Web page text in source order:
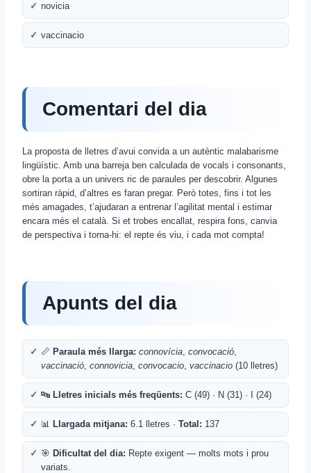
novicia
vaccinacio
Comentari del dia
La proposta de lletres d’avui convida a un autèntic malabarisme
lingüístic. Amb una barreja ben calculada de vocals i consonants,
obre la porta a un univers ric de paraules per descobrir. Algunes
sortiran ràpid, d’altres es faran pregar. Però totes, fins i tot les
més amagades, t’ajudaran a entrenar l’agilitat mental i estimar
encara més el català. Si et trobes encallat, respira fons, canvia
de perspectiva i torna-hi: el repte és viu, i cada mot compta!
Apunts del dia
📏 Paraula més llarga: connovícia, convocació,
vaccinació, connovicia, convocacio, vaccinacio (10 lletres)
🔤 Lletres inicials més freqüents: C (49) · N (31) · I (24)
📊 Llargada mitjana: 6.1 lletres · Total: 137
🎯 Dificultat del dia: Repte exigent — molts mots i prou
variats.